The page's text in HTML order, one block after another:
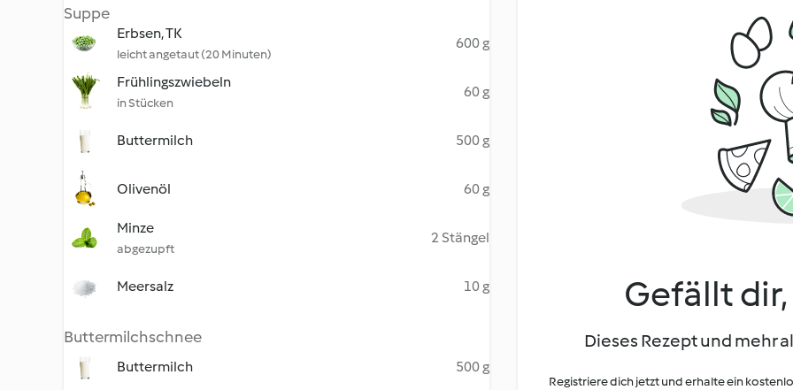
Suppe
Erbsen, TK
leicht angetaut (20 Minuten)
600 g
Frühlingszwiebeln
in Stücken
60 g
Buttermilch 500 g
Olivenöl 60 g
Minze
abgezupft
2 Stängel
Meersalz 10 g
Buttermilchschnee
Buttermilch 500 g
Gefällt
Dieses Rezept und mehr
Registriere dich jetzt und erhalte ein